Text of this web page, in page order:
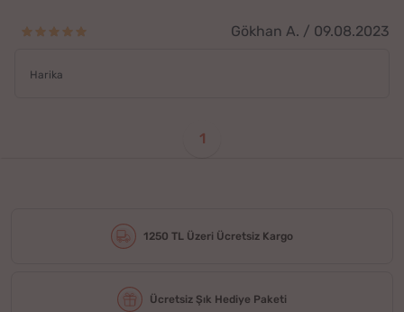
Gökhan A. / 09.08.2023
Harika
1
1250 TL Üzeri Ücretsiz Kargo
Ücretsiz Şık Hediye Paketi